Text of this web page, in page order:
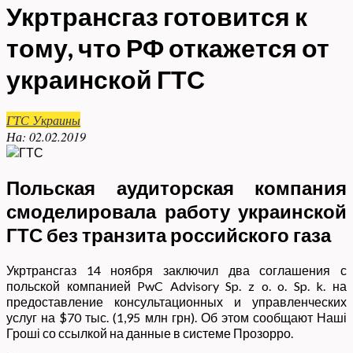
Укртрансгаз готовится к
тому, что РФ откажется от
украинской ГТС
ГТС Украины
На: 02.02.2019
Польская аудиторская компания
смоделировала работу украинской
ГТС без транзита российского газа
Укртрансгаз 14 ноября заключил два соглашения с
польской компанией PwC Advisory Sp. z o. o. Sp. k. на
предоставление консультационных и управленческих
услуг на $70 тыс. (1,95 млн грн). Об этом сообщают Наші
Гроші со ссылкой на данные в системе Прозорро.